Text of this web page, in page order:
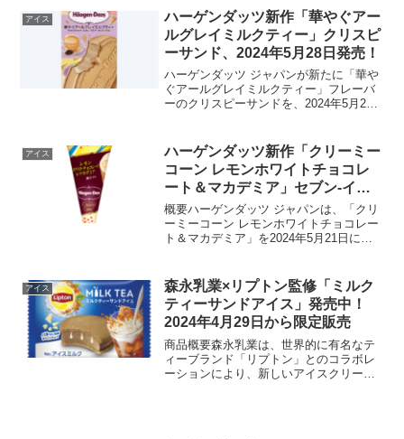
ます。キャンペーン期間は2024年5月1日
から6月3...
アイス
ハーゲンダッツ新作「華やぐアー
ルグレイミルクティー」クリスピ
ーサンド、2024年5月28日発売！
ハーゲンダッツ ジャパンが新たに「華や
ぐアールグレイミルクティー」フレーバ
ーのクリスピーサンドを、2024年5月28
高いアイスクリームサンドです。商品の
特徴「華やぐアー...
アイス
ハーゲンダッツ新作「クリーミー
コーン レモンホワイトチョコレ
ート＆マカデミア」セブン-イレ
ブンで2024年5月21日発売！
概要ハーゲンダッツ ジャパンは、「クリ
ーミーコーン レモンホワイトチョコレー
ト＆マカデミア」を2024年5月21日に全
セブン-イレブン限定のコーン状アイスク
リーム...
アイス
森永乳業×リプトン監修「ミルク
ティーサンドアイス」発売中！
2024年4月29日から限定販売
商品概要森永乳業は、世界的に有名なテ
ィーブランド「リプトン」とのコラボレ
ーションにより、新しいアイスクリーム